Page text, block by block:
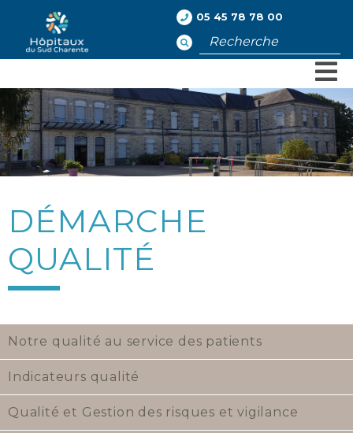
05 45 78 78 00
Rechercher
DÉMARCHE
QUALITÉ
Notre qualité au service des patients
Indicateurs qualité
Qualité et Gestion des risques et vigilance